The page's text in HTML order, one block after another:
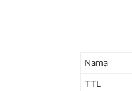
Nama
TTL